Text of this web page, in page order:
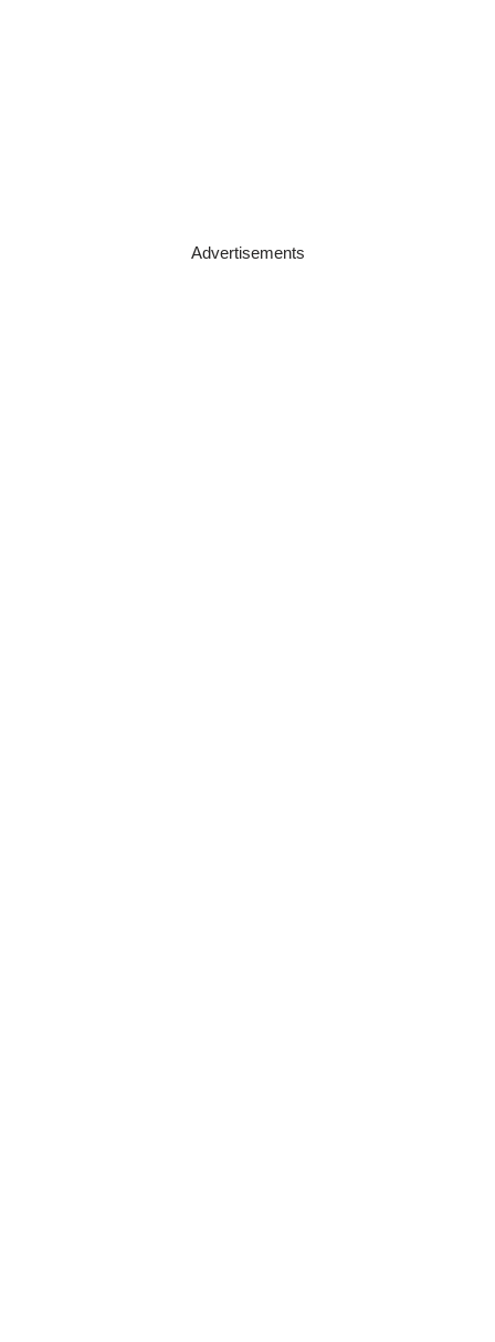
Advertisements